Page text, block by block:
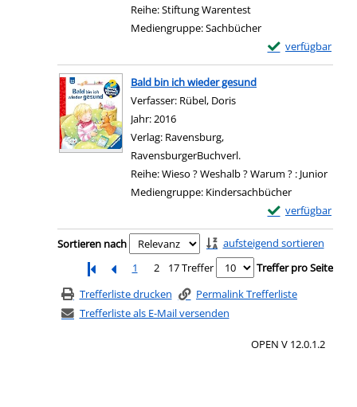
Reihe:Stiftung Warentest
Mediengruppe:Sachbücher
verfügbar
Exemplar-Details
Zum Download
Bald bin ich wieder gesund
Verfasser: Rübel, Doris
Jahr:2016
Verlag: Ravensburg,
RavensburgerBuchverl.
Reihe:Wieso ? Weshalb ? Warum ? : Junior
Mediengruppe: Kindersachbücher
verfügbar
Exemplar-Details
Zum Download
Zu den Suchfiltern springen
Sortieren nach
aufsteigend sortieren
1
2 17 Treffer
Treffer pro Seite
Trefferliste drucken
Permalink Trefferliste
Trefferliste als E-Mail versenden
OPEN V 12.0.1.2